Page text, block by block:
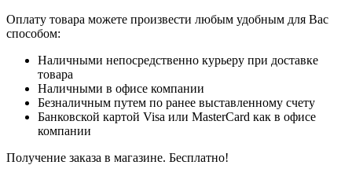
Оплату товара можете произвести любым удобным для Вас
способом:
Наличными непосредственно курьеру при доставке
товара
Наличными в офисе компании
Безналичным путем по ранее выставленному счету
Банковской картой Visa или MasterCard как в офисе
компании
Получение заказа в магазине. Бесплатно!